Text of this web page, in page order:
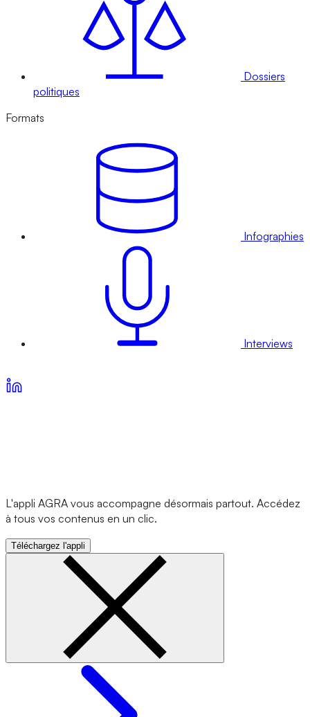
Dossiers
politiques
Formats
Infographies
Interviews
L'appli AGRA vous accompagne désormais partout. Accédez
à tous vos contenus en un clic.
Téléchargez l'appli